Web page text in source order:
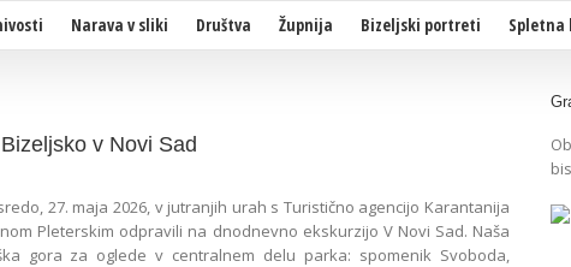
Narava v sliki Društva Župnija Bizeljski portreti Spletna
v Novi Sad
27. maja 2026, v jutranjih urah s Turistično agencijo Karantanija
Pleterskim odpravili na dnodnevno ekskurzijo V Novi Sad. Naša
gora za oglede v centralnem delu parka: spomenik Svoboda,